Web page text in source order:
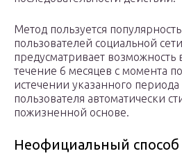
Метод пользуется
пользователей социальной
предусматривает возможность
течение 6 месяцев с момента
истечении указанного
пользователя автоматически
пожизненной основе.
Неофициальный способ